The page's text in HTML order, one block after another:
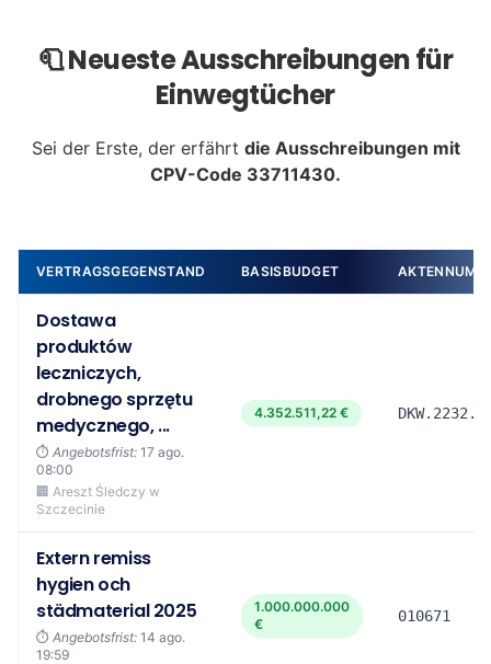
🧻 Neueste Ausschreibungen für
Einwegtücher
Sei der Erste, der erfährt die Ausschreibungen mit
CPV-Code 33711430.
VERTRAGSGEGENSTAND BASISBUDGET
Dostawa
produktów
leczniczych,
drobnego sprzętu
medycznego, ...
⏱️ Angebotsfrist: 17 ago.
08:00
🏢 Areszt Śledczy w
Szczecinie
4.352.511,22 €
Extern remiss
hygien och
städmaterial 2025
⏱️ Angebotsfrist: 14 ago.
19:59
1.000.000.000
€
010671